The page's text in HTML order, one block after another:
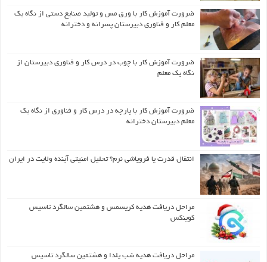
ضرورت آموزش کار با ورق مس و تولید صنایع دستی از نگاه یک
معلم کار و فناوری دبیرستان پسرانه و دخترانه
ضرورت آموزش کار با چوب در درس کار و فناوری دبیرستان از
نگاه یک معلم
ضرورت آموزش کار با پارچه در درس کار و فناوری از نگاه یک
معلم دبیرستان دخترانه
انتقال قدرت یا فروپاشی نرم؟ تحلیل امنیتی آینده ولایت در ایران
مراحل دریافت هدیه کریسمس و هشتمین سالگرد تاسیس
کوینکس
مراحل دریافت هدیه شب یلدا و هشتمین سالگرد تاسیس